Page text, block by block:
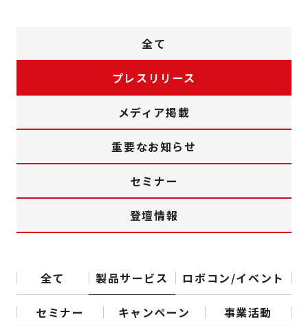
全て
プレスリリース
メディア掲載
重要なお知らせ
セミナー
登壇情報
全て 製品サービス ロボコン/イベント
セミナー キャンペーン 事業活動